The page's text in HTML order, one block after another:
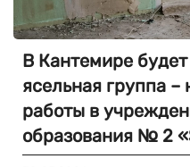
В Кантемире
ясельная группа
работы в
образования № 2